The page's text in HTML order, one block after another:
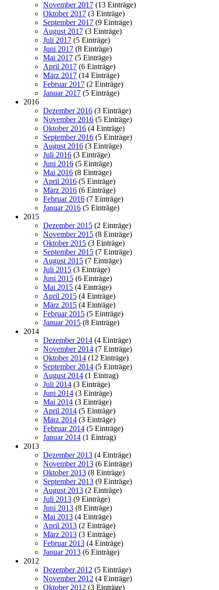
November 2017 (13 Einträge)
Oktober 2017 (3 Einträge)
September 2017 (9 Einträge)
August 2017 (3 Einträge)
Juli 2017 (5 Einträge)
Juni 2017 (8 Einträge)
Mai 2017 (5 Einträge)
April 2017 (6 Einträge)
März 2017 (14 Einträge)
Februar 2017 (2 Einträge)
Januar 2017 (5 Einträge)
2016
Dezember 2016 (3 Einträge)
November 2016 (5 Einträge)
Oktober 2016 (4 Einträge)
September 2016 (5 Einträge)
August 2016 (3 Einträge)
Juli 2016 (3 Einträge)
Juni 2016 (5 Einträge)
Mai 2016 (8 Einträge)
April 2016 (5 Einträge)
März 2016 (6 Einträge)
Februar 2016 (7 Einträge)
Januar 2016 (5 Einträge)
2015
Dezember 2015 (2 Einträge)
November 2015 (8 Einträge)
Oktober 2015 (3 Einträge)
September 2015 (7 Einträge)
August 2015 (7 Einträge)
Juli 2015 (3 Einträge)
Juni 2015 (6 Einträge)
Mai 2015 (4 Einträge)
April 2015 (4 Einträge)
März 2015 (4 Einträge)
Februar 2015 (5 Einträge)
Januar 2015 (8 Einträge)
2014
Dezember 2014 (4 Einträge)
November 2014 (7 Einträge)
Oktober 2014 (12 Einträge)
September 2014 (5 Einträge)
August 2014 (1 Eintrag)
Juli 2014 (3 Einträge)
Juni 2014 (3 Einträge)
Mai 2014 (3 Einträge)
April 2014 (5 Einträge)
März 2014 (3 Einträge)
Februar 2014 (5 Einträge)
Januar 2014 (1 Eintrag)
2013
Dezember 2013 (4 Einträge)
November 2013 (6 Einträge)
Oktober 2013 (8 Einträge)
September 2013 (9 Einträge)
August 2013 (2 Einträge)
Juli 2013 (9 Einträge)
Juni 2013 (8 Einträge)
Mai 2013 (4 Einträge)
April 2013 (2 Einträge)
März 2013 (3 Einträge)
Februar 2013 (4 Einträge)
Januar 2013 (6 Einträge)
2012
Dezember 2012 (5 Einträge)
November 2012 (4 Einträge)
Oktober 2012 (3 Einträge)